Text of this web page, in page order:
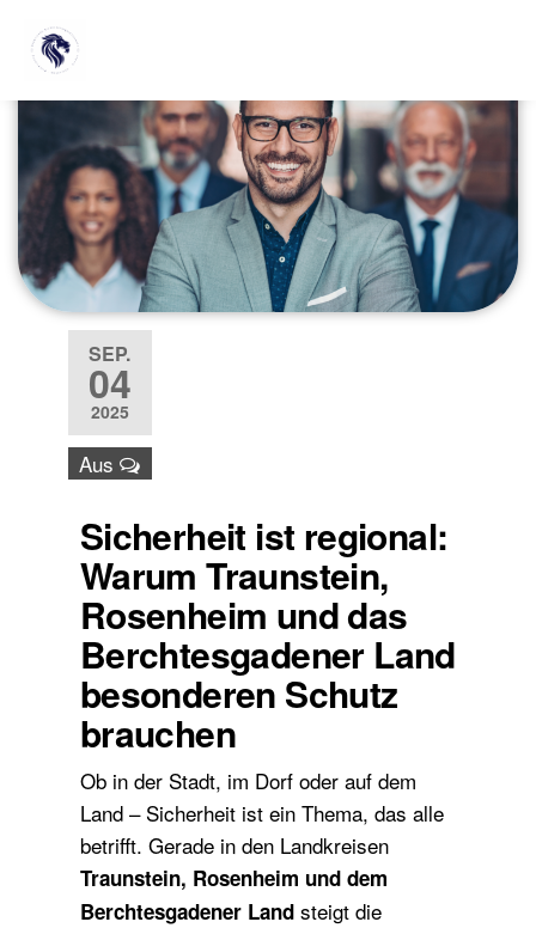
SEP.
04
2025
Aus
Sicherheit ist regional:
Warum Traunstein,
Rosenheim und das
Berchtesgadener Land
besonderen Schutz
brauchen
Ob in der Stadt, im Dorf oder auf dem
Land – Sicherheit ist ein Thema, das alle
betrifft. Gerade in den Landkreisen
Traunstein, Rosenheim und dem
Berchtesgadener Landsteigt die